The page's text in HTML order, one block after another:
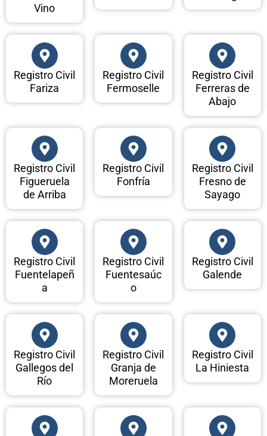
Vino
Registro Civil
Fariza
Registro Civil
Fermoselle
Registro Civil
Ferreras de
Abajo
Registro Civil
Figueruela
de Arriba
Registro Civil
Fonfría
Registro Civil
Fresno de
Sayago
Registro Civil
Fuentelapeñ
a
Registro Civil
Fuentesaúc
o
Registro Civil
Galende
Registro Civil
Gallegos del
Río
Registro Civil
Granja de
Moreruela
Registro Civil
La Hiniesta